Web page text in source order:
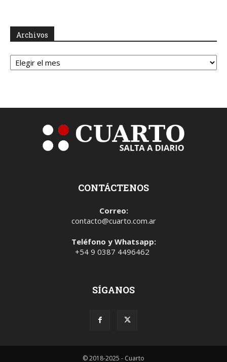
Archivos
Archivos
CONTÁCTENOS
Correo:
contacto@cuarto.com.ar
Teléfono y Whatsapp:
+54 9 0387 4496462
SÍGANOS
© 2018-2025 - Cuarto